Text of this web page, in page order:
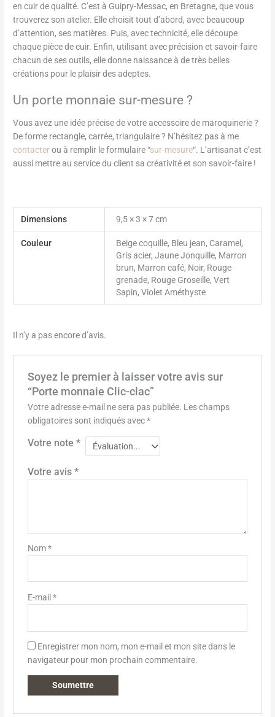
en cuir de qualité. C’est à Guipry-Messac, en Bretagne, que vous
trouverez son atelier. Elle choisit tout d’abord, avec beaucoup
d’attention, ses matières. Puis, avec technicité, elle découpe
chaque pièce de cuir. Enfin, utilisant avec précision et savoir-faire
chacun de ses outils, elle donne naissance à de très belles
créations pour le plaisir des adeptes.
Un porte monnaie sur-mesure ?
Vous avez une idée précise de votre accessoire de maroquinerie ?
De forme rectangle, carrée, triangulaire ? N’hésitez pas à me
contacterou à remplir le formulaire “sur-mesure“. L’artisanat c’est
aussi mettre au service du client sa créativité et son savoir-faire !
Dimensions 9,5 × 3 × 7 cm
Couleur
Beige coquille, Bleu jean, Caramel,
Gris acier, Jaune Jonquille, Marron
brun, Marron café, Noir, Rouge
grenade, Rouge Groseille, Vert
Sapin, Violet Améthyste
Il n’y a pas encore d’avis.
Soyez le premier à laisser votre avis sur
“Porte monnaie Clic-clac”
Votre adresse e-mail ne sera pas publiée. Les champs
obligatoires sont indiqués avec*
Votre note *
Votre avis *
Nom*
E-mail *
Enregistrer mon nom, mon e-mail et mon site dans le
navigateur pour mon prochain commentaire.